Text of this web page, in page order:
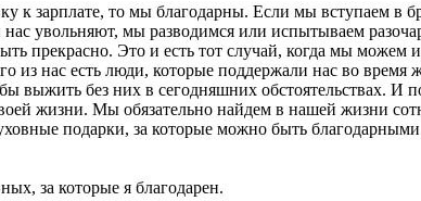
к зарплате, то мы благодарны. Если мы вступаем в
мы разводимся или испытываем
прекрасно. Это и есть тот случай, когда мы можем
из нас есть люди, которые поддержали нас во
выжить без них в сегодняшних обстоятельствах.
жизни. Мы обязательно найдем в нашей жизни
подарки, за которые можно быть
за которые я благодарен.